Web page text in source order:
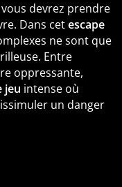
devrez prendre
Dans cetescape
ne sont que
Entre
oppressante,
jeu intense où
un danger